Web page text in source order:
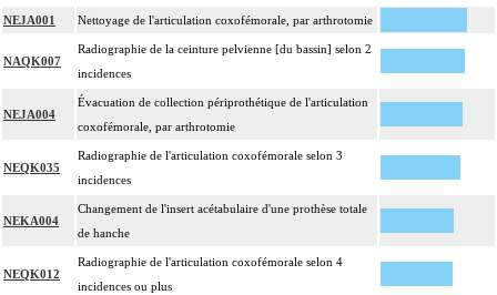
NEJA001 Nettoyage de l'articulation coxofémorale, par arthrotomie
NAQK007
Radiographie de la ceinture pelvienne [du bassin] selon 2
incidences
NEJA004
Évacuation de collection périprothétique de l'articulation
coxofémorale, par arthrotomie
NEQK035
Radiographie de l'articulation coxofémorale selon 3
incidences
NEKA004
Changement de l'insert acétabulaire d'une prothèse totale
de hanche
NEQK012
Radiographie de l'articulation coxofémorale selon 4
incidences ou plus